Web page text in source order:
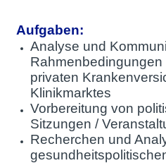
Aufgaben:
Analyse und
privaten
Klinikmarktes
Vorbereitung von
Sitzungen /
Recherchen und